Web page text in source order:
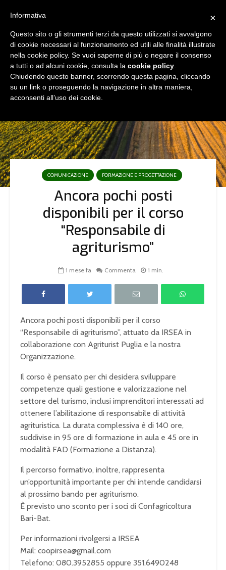
COMUNICAZIONE FORMAZIONE E PROGETTAZIONE
Ancora pochi posti
disponibili per il corso
“Responsabile di
agriturismo”
1 mese fa Commenta 1 min.
Ancora pochi posti disponibili per il corso
“Responsabile di agriturismo”, attuato da IRSEA in
collaborazione con Agriturist Puglia e la nostra
Organizzazione.
Il corso è pensato per chi desidera sviluppare
competenze quali gestione e valorizzazione nel
settore del turismo, inclusi imprenditori interessati ad
ottenere l’abilitazione di responsabile di attività
agrituristica. La durata complessiva è di 140 ore,
suddivise in 95 ore di formazione in aula e 45 ore in
modalità FAD (Formazione a Distanza).
Il percorso formativo, inoltre, rappresenta
un’opportunità importante per chi intende candidarsi
al prossimo bando per agriturismo.
È previsto uno sconto per i soci di Confagricoltura
Bari-Bat.
Per informazioni rivolgersi a IRSEA
Mail: coopirsea@gmail.com
Telefono: 080.3952855 oppure 351.6490248
×
Informativa
Questo sito o gli strumenti terzi da questo utilizzati si avvalgono
di cookie necessari al funzionamento ed utili alle finalità illustrate
nella cookie policy. Se vuoi saperne di più o negare il consenso
a tutti o ad alcuni cookie, consulta la cookie policy
Chiudendo questo banner, scorrendo questa pagina, cliccando
su un link o proseguendo la navigazione in altra maniera,
acconsenti all’uso dei cookie.